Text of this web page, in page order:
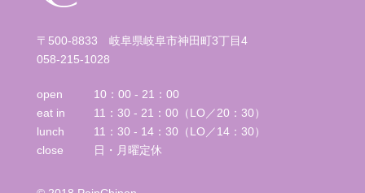
〒500-8833 岐阜県岐阜市神田町3丁目4
058-215-1028
open
10：00 - 21：00
eat in
11：30 - 21：00（LO／20：30）
lunch
11：30 - 14：30（LO／14：30）
close
日・月曜定休